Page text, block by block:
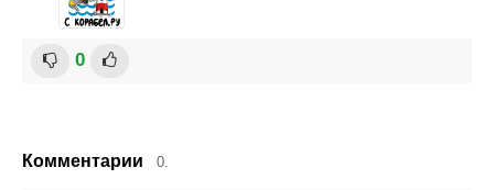
0
Комментарии 0.